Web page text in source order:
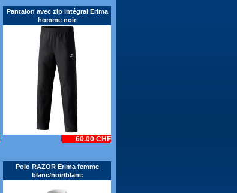
Pantalon avec zip intégral Erima
homme noir
60.00 CHF
Polo RAZOR Erima femme
blanc/noir/blanc